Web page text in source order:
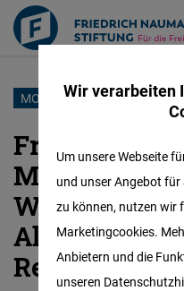
Direkt
Inhalt
MOSAMBIK
Frelimo
Mosambiks
Wandel, doch
Allianzen
Regierung
Wir verarbeiten
Um unsere Webseite
und unser Angebot
zu können, nutzen wir
Marketingcookies.
Anbietern und die
unseren